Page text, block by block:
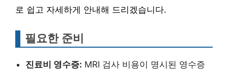
로 쉽고 자세하게 안내해 드리겠습니다.
필요한 준비
진료비 영수증: MRI 검사 비용이 명시된 영수증